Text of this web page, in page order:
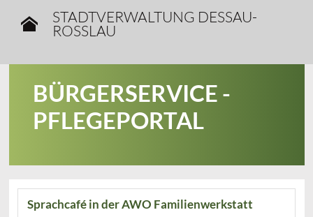
STADTVERWALTUNG DESSAU-
ROSSLAU
BÜRGERSERVICE -
PFLEGEPORTAL
Sprachcafé in der AWO Familienwerkstatt